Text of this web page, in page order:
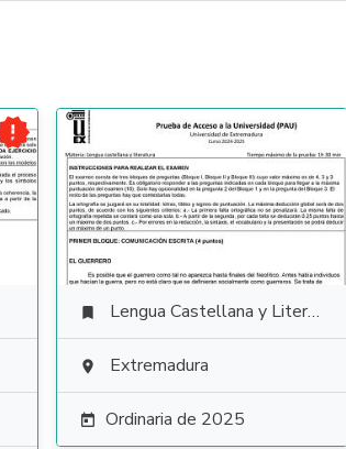
 Lengua Castellana y Literatura
 Extremadura
 Ordinaria de 2025